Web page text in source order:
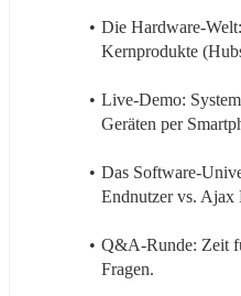
Die Hardware-
Kernprodukte
Live-Demo:
Geräten per
Das Software-
Endnutzer vs. Ajax
Q&A-Runde: Zeit
Fragen.